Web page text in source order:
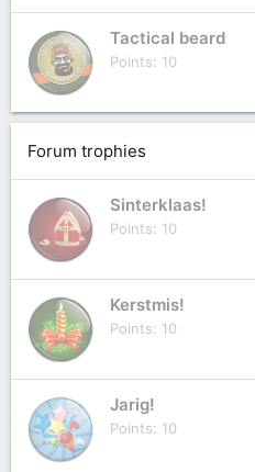
Tactical beard
Points 10
Forum trophies
Sinterklaas!
Points 10
Kerstmis!
Points 10
Jarig!
Points 10